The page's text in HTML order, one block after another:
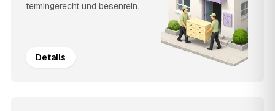
termingerecht und besenrein.
Details